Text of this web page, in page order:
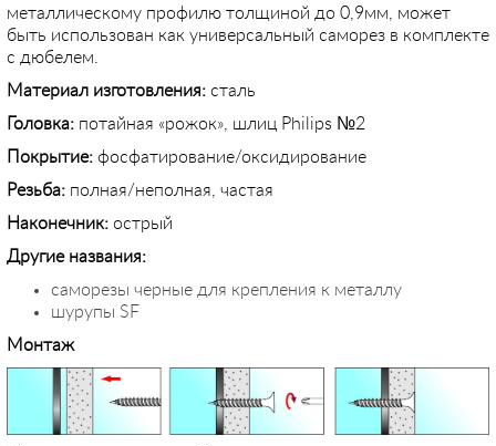
металлическому профилю толщиной до 0,9мм, может
быть использован как универсальный саморез в комплекте
с дюбелем.
Материал изготовления: сталь
Головка: потайная «рожок», шлиц Philips №2
Покрытие: фосфатирование/оксидирование
Резьба: полная/неполная, частая
Наконечник: острый
Другие названия:
саморезы черные для крепления к металлу
шурупы SF
Монтаж